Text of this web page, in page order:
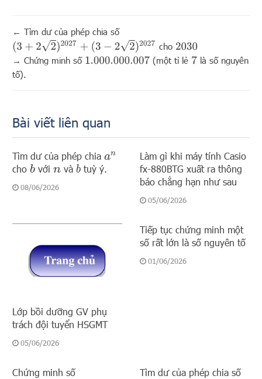
← Tìm dư của phép chia số
(3+22)2027+(3− 22 )2027 cho 2030
→ Chứng minh số 1.000.000.007 (một tỉ lẻ 7là số nguyên
tố).
Bài viết liên quan
Tìm dư của phép chiaan
chob vớinvà b tuỳ ý.
08/06/2026
Làm gì khi máy tính Casio
fx-880BTG xuất ra thông
báo chẳng hạn như sau
05/06/2026
Lớp bồi dưỡng GV phụ
trách đội tuyển HSGMT
05/06/2026
Tiếp tục chứng minh một
số rất lớn là số nguyên tố
01/06/2026
Chứng minh số
Tìm dư của phép chia số